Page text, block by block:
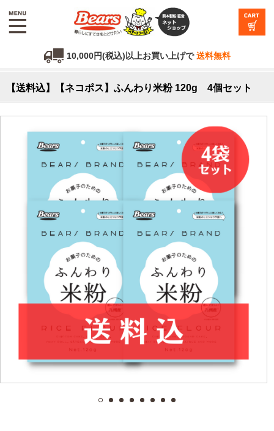
10,000円(税込)以上お買い上げで送料無料
【送料込】【ネコポス】ふんわり米粉 120g 4個セット